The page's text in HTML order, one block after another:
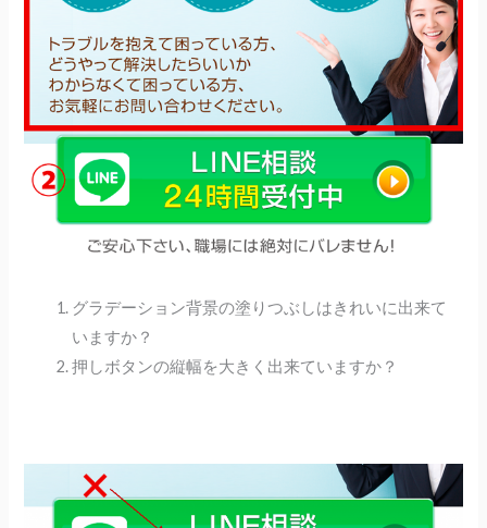
グラデーション背景の塗りつぶしはきれいに出来て
いますか？
押しボタンの縦幅を大きく出来ていますか？